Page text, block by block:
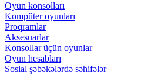
Oyun konsolları
Kompüter oyunları
Proqramlar
Aksesuarlar
Konsollar üçün oyunlar
Oyun hesabları
Sosial şəbəkələrdə səhifələr